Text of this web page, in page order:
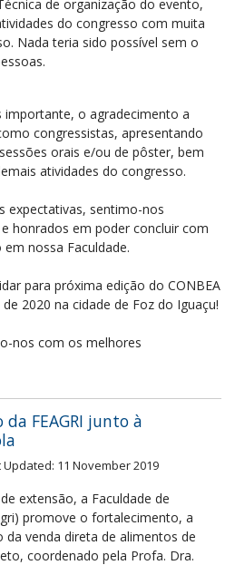
de organização do evento,
do congresso com muita
Nada teria sido possível sem o
o agradecimento a
congressistas, apresentando
orais e/ou de pôster, bem
atividades do congresso.
expectativas, sentimo-nos
honrados em poder concluir com
nossa Faculdade.
para próxima edição do CONBEA
2020 na cidade de Foz do Iguaçu!
nos com os melhores
FEAGRI junto à
Updated: 11 November 2019
extensão, a Faculdade de
promove o fortalecimento, a
da venda direta de alimentos de
coordenado pela Profa. Dra.